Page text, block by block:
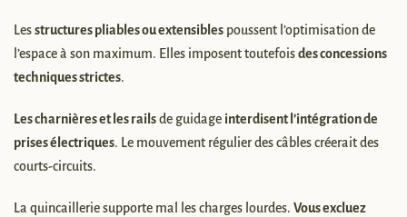
Lesstructures pliables ou extensibles poussent l’optimisation de
l’espace à son maximum. Elles imposent toutefoisdes concessions
techniques strictes.
Les charnières et les railsde guidage interdisent l’intégration de
prises électriques. Le mouvement régulier des câbles créerait des
courts-circuits.
La quincaillerie supporte mal les charges lourdes. Vous excluez